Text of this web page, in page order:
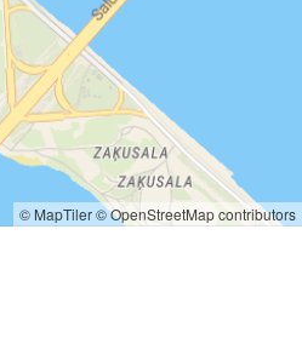
© MapTiler© OpenStreetMap contributors